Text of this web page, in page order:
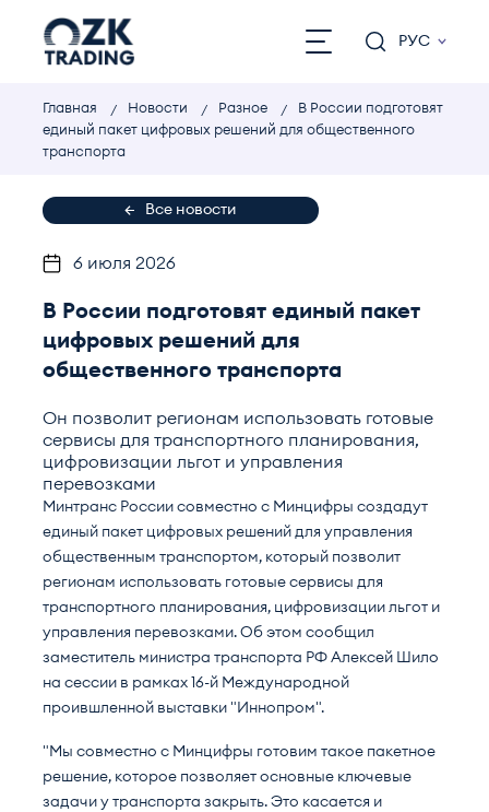
РУС
Главная Новости Разное
В России подготовят
единый пакет цифровых решений для общественного
транспорта
Все новости
6 июля 2026
В России подготовят единый пакет
цифровых решений для
общественного транспорта
Он позволит регионам использовать готовые
сервисы для транспортного планирования,
цифровизации льгот и управления
перевозками
Минтранс России совместно с Минцифры создадут
единый пакет цифровых решений для управления
общественным транспортом, который позволит
регионам использовать готовые сервисы для
транспортного планирования, цифровизации льгот и
управления перевозками. Об этом сообщил
заместитель министра транспорта РФ Алексей Шило
на сессии в рамках 16-й Международной
проившленной выставки "Иннопром".
"Мы совместно с Минцифры готовим такое пакетное
решение, которое позволяет основные ключевые
задачи у транспорта закрыть. Это касается и